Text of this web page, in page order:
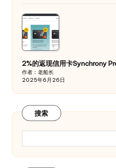
2%的返现信用卡Synchrony
作者：老船长
2025年6月26日
搜索